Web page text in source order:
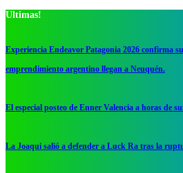
Ultimas!
Experiencia Endeavor Patagonia 2026 confirma
emprendimiento argentino llegan a Neuquén.
El especial posteo de Enner Valencia a horas de
La Joaqui salió a defender a Luck Ra tras la